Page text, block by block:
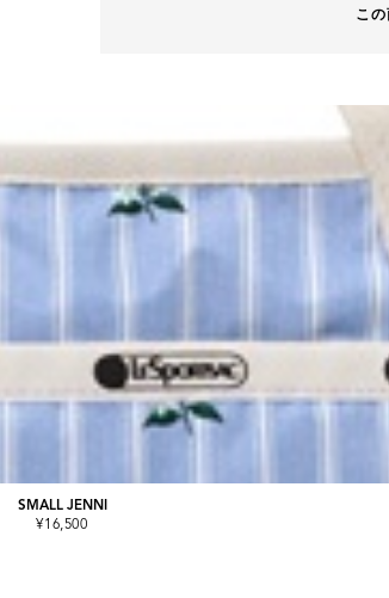
こ
SMALL JENNI
¥16,500